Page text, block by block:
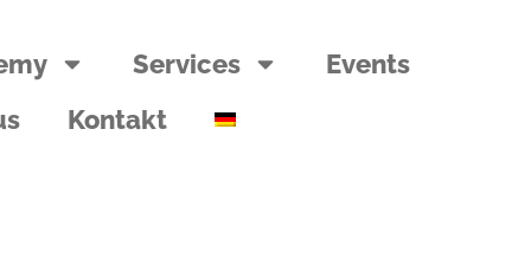
Services
Events
Kontakt